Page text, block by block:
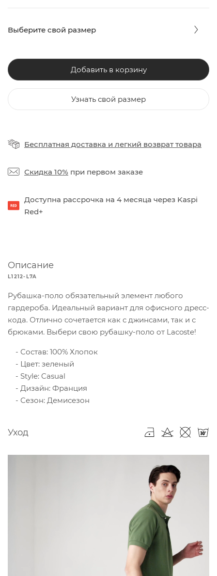
Выберите свой размер
Добавить в корзину
Узнать свой размер
Бесплатная доставка и легкий возврат товара
Скидка 10% при первом заказе
Доступна рассрочка на 4 месяца через Kaspi
Red+
Описание
L1212-L7A
Рубашка-поло обязательный элемент любого
гардероба. Идеальный вариант для офисного дресс-
кода. Отлично сочетается как с джинсами, так и с
брюками. Выбери свою рубашку-поло от Lacoste!
Состав: 100% Хлопок
Цвет: зеленый
Style: Casual
Дизайн: Франция
Сезон: Демисезон
Уход